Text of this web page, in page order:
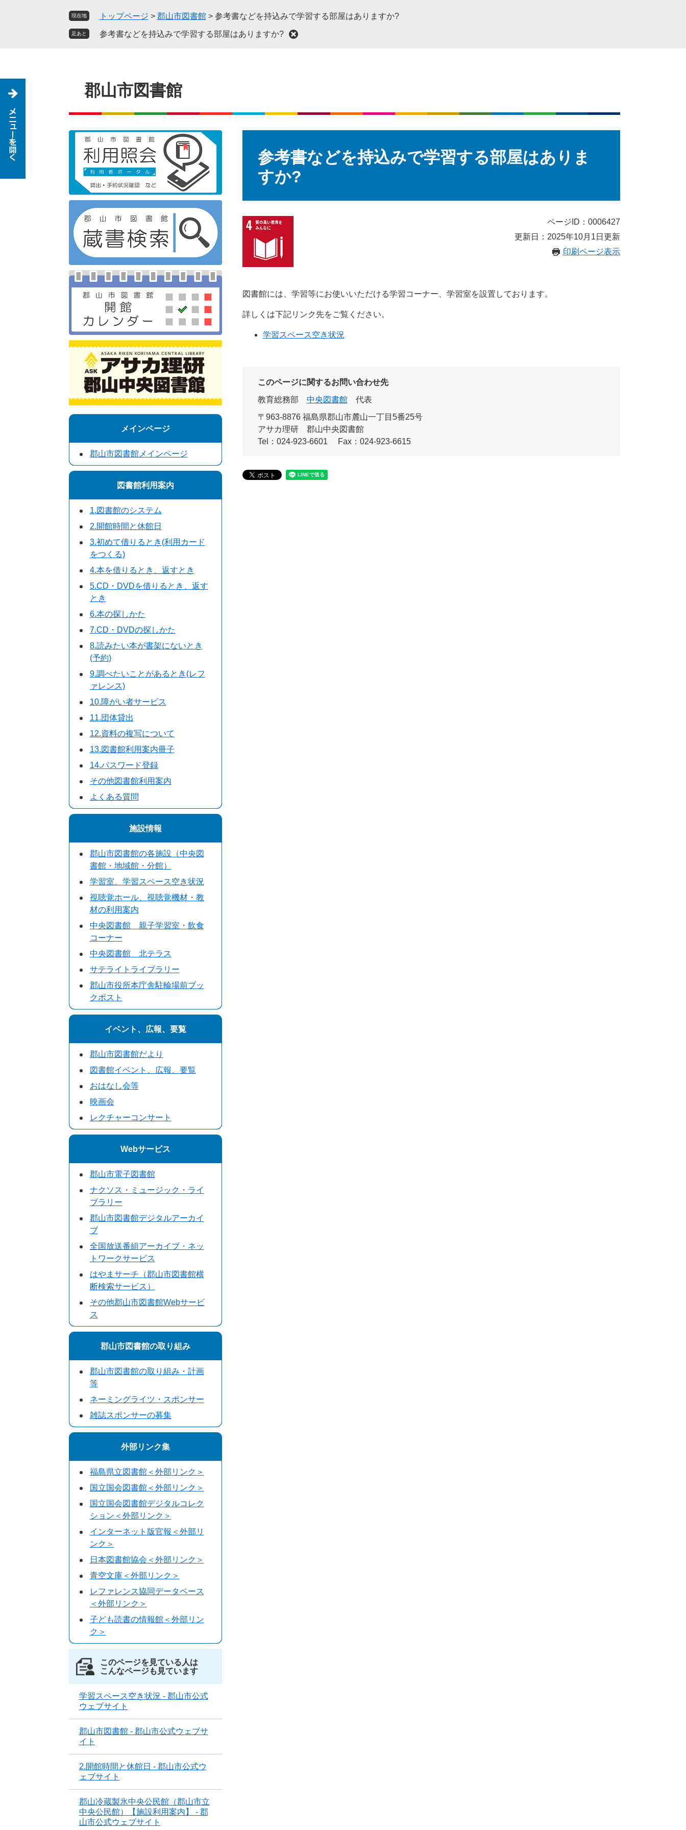
で
ば
現在地 トップページ > 郡山市図書館 > 参考書などを持込みで学習する部屋はありますか?
足あと 参考書などを持込みで学習する部屋はありますか?
郡山市図書館
参考書などを持込みで学習する部屋はありま
すか?
ページID：0006427
更新日：2025年10月1日更新
印刷ページ表示
図書館には、学習等にお使いいただける学習コーナー、学習室を設置しております。
詳しくは下記リンク先をご覧ください。
学習スペース空き状況
このページに関するお問い合わせ先
教育総務部
中央図書館
代表
〒963-8876 福島県郡山市麓山一丁目5番25号
アサカ理研 郡山中央図書館
Tel：024-923-6601
Fax：024-923-6615
メインページ
郡山市図書館メインページ
図書館利用案内
1.図書館のシステム
2.開館時間と休館日
3.初めて借りるとき(利用カード
をつくる)
4.本を借りるとき、返すとき
5.CD・DVDを借りるとき、返す
とき
6.本の探しかた
7.CD・DVDの探しかた
8.読みたい本が書架にないとき
(予約)
9.調べたいことがあるとき(レフ
ァレンス)
10.障がい者サービス
11.団体貸出
12.資料の複写について
13.図書館利用案内冊子
14.パスワード登録
その他図書館利用案内
よくある質問
施設情報
郡山市図書館の各施設（中央図
書館・地域館・分館）
学習室、学習スペース空き状況
視聴覚ホール、視聴覚機材・教
材の利用案内
中央図書館 親子学習室・飲食
コーナー
中央図書館 北テラス
サテライトライブラリー
郡山市役所本庁舎駐輪場前ブッ
クポスト
イベント、広報、要覧
郡山市図書館だより
図書館イベント、広報、要覧
おはなし会等
映画会
レクチャーコンサート
Webサービス
郡山市電子図書館
ナクソス・ミュージック・ライ
ブラリー
郡山市図書館デジタルアーカイ
ブ
全国放送番組アーカイブ・ネッ
トワークサービス
はやまサーチ（郡山市図書館横
断検索サービス）
その他郡山市図書館Webサービ
ス
郡山市図書館の取り組み
郡山市図書館の取り組み・計画
等
ネーミングライツ・スポンサー
雑誌スポンサーの募集
外部リンク集
福島県立図書館＜外部リンク＞
国立国会図書館＜外部リンク＞
国立国会図書館デジタルコレク
ション＜外部リンク＞
インターネット版官報＜外部リ
ンク＞
日本図書館協会＜外部リンク＞
青空文庫＜外部リンク＞
レファレンス協同データベース
＜外部リンク＞
子ども読書の情報館＜外部リン
ク＞
このページを見ている人は
こんなページも見ています
学習スペース空き状況 - 郡山市公式
ウェブサイト
郡山市図書館 - 郡山市公式ウェブサ
イト
2.開館時間と休館日 - 郡山市公式ウ
ェブサイト
郡山冷蔵製氷中央公民館（郡山市立
中央公民館）【施設利用案内】 - 郡
山市公式ウェブサイト